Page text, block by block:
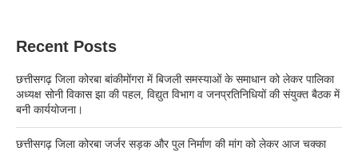
Recent Posts
छत्तीसगढ़ जिला कोरबा बांकीमोंगरा में बिजली समस्याओं के समाधान को लेकर पालिका
अध्यक्ष सोनी विकास झा की पहल, विद्युत विभाग व जनप्रतिनिधियों की संयुक्त बैठक में
बनी कार्ययोजना।
छत्तीसगढ़ जिला कोरबा जर्जर सड़क और पुल निर्माण की मांग को लेकर आज चक्का